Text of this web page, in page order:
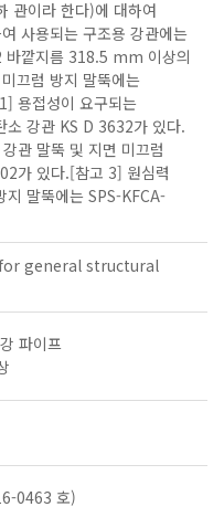
관이라 한다)에 대하여
사용되는 구조용 강관에는
바깥지름 318.5 mm 이상의
끄럼 방지 말뚝에는
용접성이 요구되는
소 강관 KS D 3632가 있다.
관 말뚝 및 지면 미끄럼
가 있다.[참고 3] 원심력
지 말뚝에는 SPS-KFCA-
general structural
파이프
0463 호)